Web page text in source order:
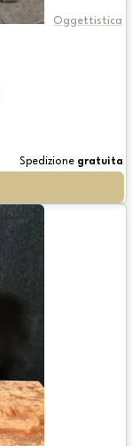
Oggettistica
Spedizione gratuita